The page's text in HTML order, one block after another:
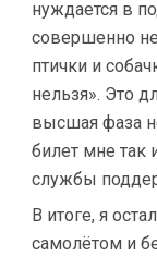
нуждается в
совершенно
птички и
нельзя». Это
высшая фаза
билет мне так
службы
В итоге, я
самолётом и